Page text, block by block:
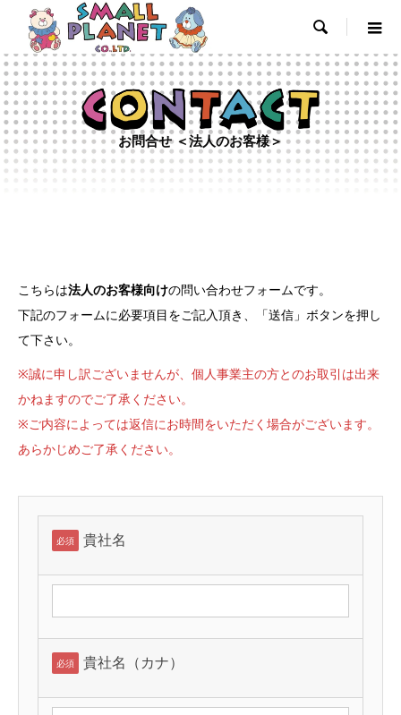

お問合せ ＜法人のお客様＞
こちらは法人のお客様向けの問い合わせフォームです。
下記のフォームに必要項目をご記入頂き、「送信」ボタンを押し
て下さい。
※誠に申し訳ございませんが、個人事業主の方とのお取引は出来
かねますのでご了承ください。
※ご内容によっては返信にお時間をいただく場合がございます。
あらかじめご了承ください。
必須 貴社名
必須 貴社名（カナ）